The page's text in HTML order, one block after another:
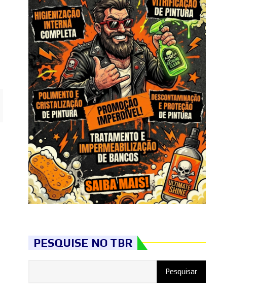
PESQUISE NO TBR